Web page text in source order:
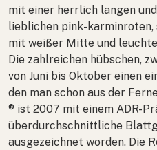
mit einer herrlich langen
lieblichen pink-
mit weißer Mitte und
Die zahlreichen hübschen,
von Juni bis Oktober einen
den man schon aus der
® ist 2007 mit einem ADR-
überdurchschnittliche
ausgezeichnet worden. Die